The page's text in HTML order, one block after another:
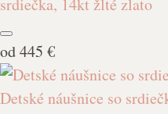
srdiečka, 14kt žlté zlato
od445 €
Detské náušnice so